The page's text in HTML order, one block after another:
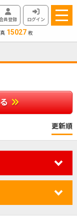
員登録 ログイン
15027 枚
更新順
む